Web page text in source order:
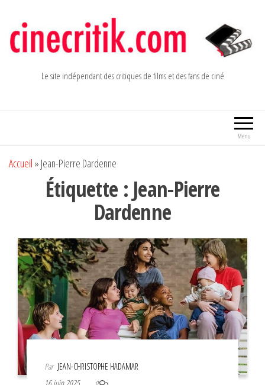
contenu
Le site indépendant des critiques de films et des fans de ciné
Menu
Accueil » Jean-Pierre Dardenne
Étiquette : Jean-Pierre
Dardenne
Par JEAN-CHRISTOPHE HADAMAR